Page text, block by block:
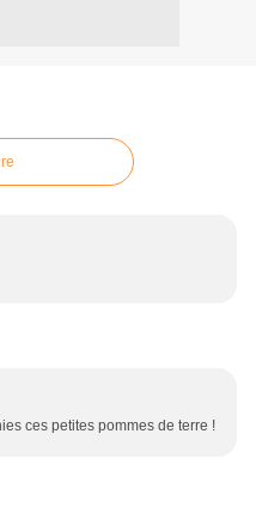
ces petites pommes de terre !